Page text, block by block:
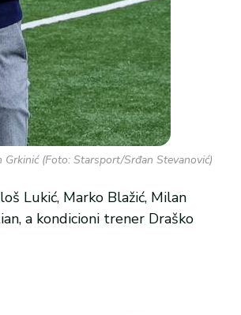
Grkinić (Foto: Starsport/Srđan Stevanović)
Lukić, Marko Blažić, Milan
a kondicioni trener Draško